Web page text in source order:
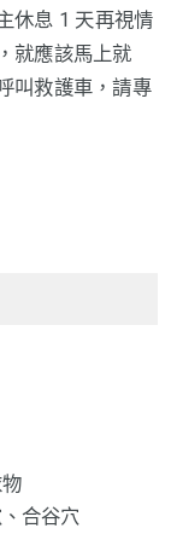
休息 1 天再視情
就應該馬上就
叫救護車，請專
合谷穴